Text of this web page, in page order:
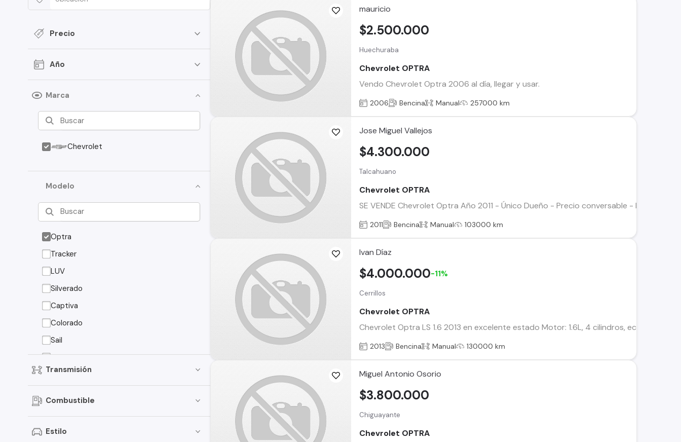
Precio
Año
Marca
Chevrolet
Modelo
Optra
Tracker
LUV
Silverado
Captiva
Colorado
Sail
Groove
Onix
Traverse
Transmisión
Combustible
Estilo
mauricio
Huechuraba
Chevrolet OPTRA
Vendo Chevrolet Optra 2006 al día, llegar y usar.
$2.500.000
2006 Bencina Manual 257000 km
Jose Miguel Vallejos
Talcahuano
Chevrolet OPTRA
SE VENDE Chevrolet Optra Año 2011 - Único Dueño - Precio conversable -
$4.300.000
2011 Bencina Manual 103000 km
Ivan Díaz
Cerrillos
Chevrolet OPTRA
Chevrolet Optra LS 1.6 2013 en excelente estado Motor: 1.6L, 4 cilindros, económico
$4.000.000-11%
2013 Bencina Manual 130000 km
Miguel Antonio Osorio
Chiguayante
Chevrolet OPTRA
$3.800.000